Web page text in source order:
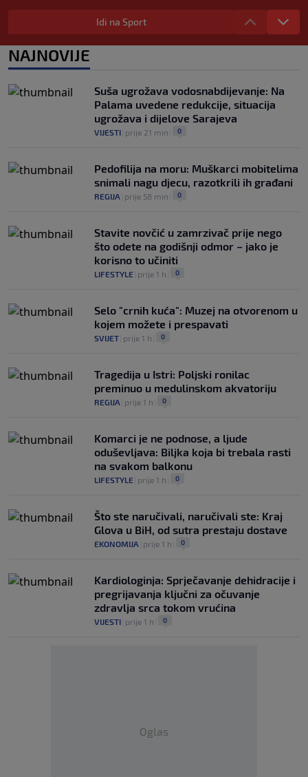
Modrić bi mogao dobiti neočekivanu
ulogu u Milanu: Gazzetta nagovijestila
0
to da ga pitam": Luda priča NBA zvijezde,
htio je samo jednu stvar
KOŠARKA 0
Idi na Sport
NAJNOVIJE
Suša ugrožava vodosnabdijevanje: Na
Palama uvedene redukcije, situacija
ugrožava i dijelove Sarajeva
VIJESTI prije 21 min 0
Pedofilija na moru: Muškarci mobitelima
snimali nagu djecu, razotkrili ih građani
REGIJA prije 58 min 0
Stavite novčić u zamrzivač prije nego
što odete na godišnji odmor – jako je
korisno to učiniti
LIFESTYLE prije 1 h 0
Selo "crnih kuća": Muzej na otvorenom u
kojem možete i prespavati
SVIJET prije 1 h 0
Tragedija u Istri: Poljski ronilac
preminuo u medulinskom akvatoriju
REGIJA prije 1 h 0
Komarci je ne podnose, a ljude
oduševljava: Biljka koja bi trebala rasti
na svakom balkonu
LIFESTYLE prije 1 h 0
Što ste naručivali, naručivali ste: Kraj
Glova u BiH, od sutra prestaju dostave
EKONOMIJA prije 1 h 0
Kardiologinja: Sprječavanje dehidracije i
pregrijavanja ključni za očuvanje
zdravlja srca tokom vrućina
VIJESTI prije 1 h 0
Oglas